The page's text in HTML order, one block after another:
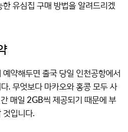
유심칩 구매 방법을 알려드리겠
약해두면 출국 당일 인천공항에서
. 무엇보다 마카오와 홍콩 모두 사
매일 2GB씩 제공되기 때문에 부
것입니다.